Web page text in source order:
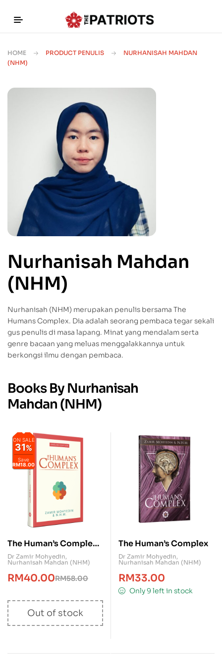
HOME PRODUCT PENULIS
NURHANISAH MAHDAN
(NHM)
Nurhanisah Mahdan
(NHM)
Nurhanisah (NHM) merupakan penulis bersama The
Humans Complex. Dia adalah seorang pembaca tegar sekali
gus penulis di masa lapang. Minat yang mendalam serta
genre bacaan yang meluas menggalakkannya untuk
berkongsi ilmu dengan pembaca.
Books By Nurhanisah
Mahdan (NHM)
ON SALE
31%
Save
RM18.00
The Human’s Complex
(English Version)
Dr Zamir Mohyedin,
Nurhanisah Mahdan (NHM)
RM58.00
RM40.00
Out of stock
The Human’s Complex
Dr Zamir Mohyedin,
Nurhanisah Mahdan (NHM)
RM33.00
Only 9 left in stock